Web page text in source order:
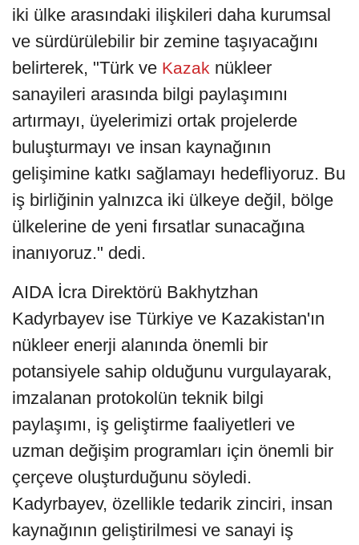
iki ülke arasındaki ilişkileri daha kurumsal
ve sürdürülebilir bir zemine taşıyacağını
belirterek, "Türk ve Kazak nükleer
sanayileri arasında bilgi paylaşımını
artırmayı, üyelerimizi ortak projelerde
buluşturmayı ve insan kaynağının
gelişimine katkı sağlamayı hedefliyoruz. Bu
iş birliğinin yalnızca iki ülkeye değil, bölge
ülkelerine de yeni fırsatlar sunacağına
inanıyoruz." dedi.
AIDA İcra Direktörü Bakhytzhan
Kadyrbayev ise Türkiye ve Kazakistan'ın
nükleer enerji alanında önemli bir
potansiyele sahip olduğunu vurgulayarak,
imzalanan protokolün teknik bilgi
paylaşımı, iş geliştirme faaliyetleri ve
uzman değişim programları için önemli bir
çerçeve oluşturduğunu söyledi.
Kadyrbayev, özellikle tedarik zinciri, insan
kaynağının geliştirilmesi ve sanayi iş